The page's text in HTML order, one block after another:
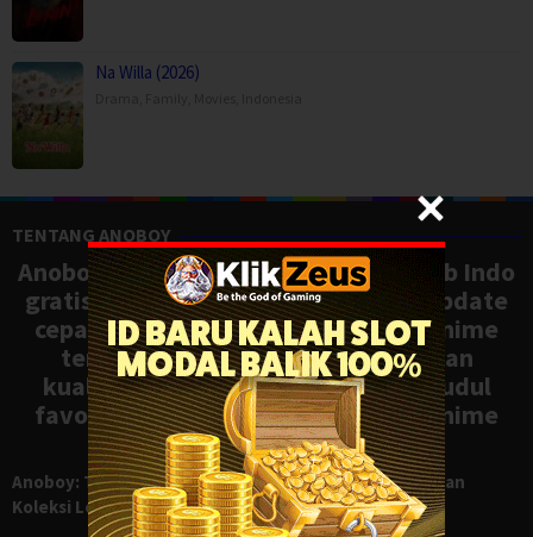
Na Willa (2026)
TENTANG ANOBOY
Anoboy adalah situs nonton anime sub Indo
gratis dengan koleksi lengkap dan update
cepat, mirip Samehadaku. Tonton anime
terbaru, ongoing, dan batch dengan
kualitas HD tanpa ribet. Temukan judul
favoritmu dan nikmati streaming anime
terbaik kapan saja.
Anoboy: Tempat Nonton Anime Sub Indo Gratis dengan
Koleksi Lengkap seperti Samehadaku